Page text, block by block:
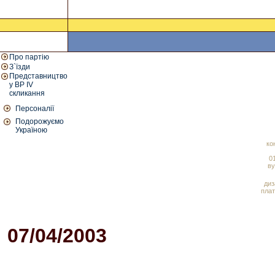
Про партію
З`їзди
Представництво
у ВР IV
скликання
Персоналії
Подорожуємо
Україною
07/04/2003